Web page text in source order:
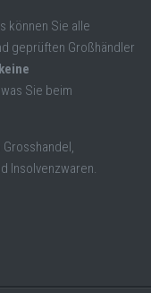
können Sie alle
geprüften Großhändler
keine
Sie beim
Insolvenzwaren.